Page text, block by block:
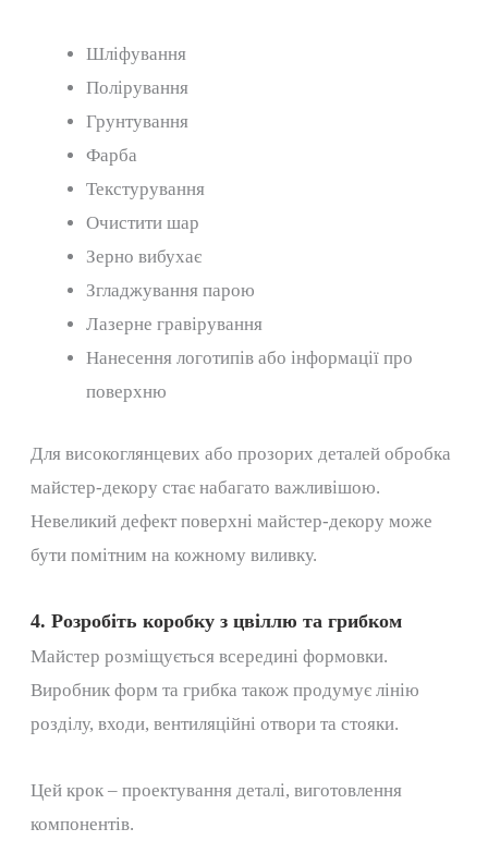
Шліфування
Полірування
Грунтування
Фарба
Текстурування
Очистити шар
Зерно вибухає
Згладжування парою
Лазерне гравірування
Нанесення логотипів або інформації про
поверхню
Для високоглянцевих або прозорих деталей обробка
майстер-декору стає набагато важливішою. ​​
Невеликий дефект поверхні майстер-декору може
бути помітним на кожному виливку.
4. Розробіть коробку з цвіллю та грибком
Майстер розміщується всередині формовки.
Виробник форм та грибка також продумує лінію
розділу, входи, вентиляційні отвори та стояки.
Цей крок – проектування деталі, виготовлення
компонентів.